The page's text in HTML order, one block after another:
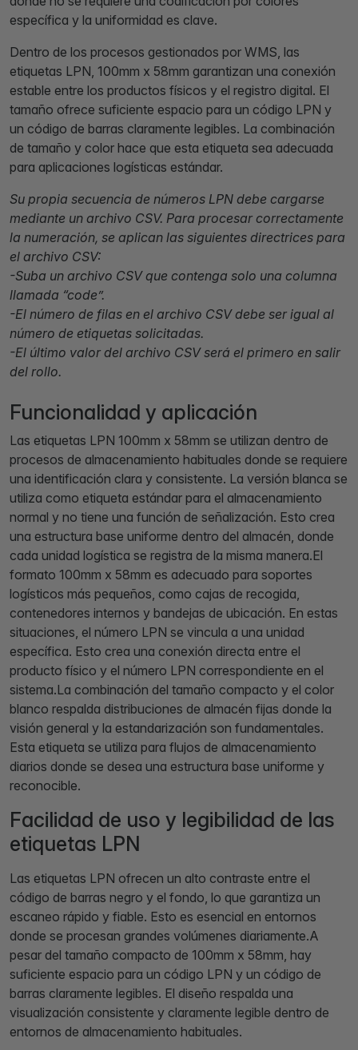
específica y la uniformidad es clave.
Dentro de los procesos gestionados por WMS, las
etiquetas LPN, 100mm x 58mm garantizan una conexión
estable entre los productos físicos y el registro digital. El
tamaño ofrece suficiente espacio para un código LPN y
un código de barras claramente legibles. La combinación
de tamaño y color hace que esta etiqueta sea adecuada
para aplicaciones logísticas estándar.
Su propia secuencia de números LPN debe cargarse
mediante un archivo CSV. Para procesar correctamente
la numeración, se aplican las siguientes directrices para
el archivo CSV:
-Suba un archivo CSV que contenga solo una columna
llamada “code”.
-El número de filas en el archivo CSV debe ser igual al
número de etiquetas solicitadas.
-El último valor del archivo CSV será el primero en salir
del rollo.
Funcionalidad y aplicación
Las etiquetas LPN 100mm x 58mm se utilizan dentro de
procesos de almacenamiento habituales donde se requiere
una identificación clara y consistente. La versión blanca se
utiliza como etiqueta estándar para el almacenamiento
normal y no tiene una función de señalización. Esto crea
una estructura base uniforme dentro del almacén, donde
cada unidad logística se registra de la misma manera.El
formato 100mm x 58mm es adecuado para soportes
logísticos más pequeños, como cajas de recogida,
contenedores internos y bandejas de ubicación. En estas
situaciones, el número LPN se vincula a una unidad
específica. Esto crea una conexión directa entre el
producto físico y el número LPN correspondiente en el
sistema.La combinación del tamaño compacto y el color
blanco respalda distribuciones de almacén fijas donde la
visión general y la estandarización son fundamentales.
Esta etiqueta se utiliza para flujos de almacenamiento
diarios donde se desea una estructura base uniforme y
reconocible.
Facilidad de uso y legibilidad de las
etiquetas LPN
Las etiquetas LPN ofrecen un alto contraste entre el
código de barras negro y el fondo, lo que garantiza un
escaneo rápido y fiable. Esto es esencial en entornos
donde se procesan grandes volúmenes diariamente.A
pesar del tamaño compacto de 100mm x 58mm, hay
suficiente espacio para un código LPN y un código de
barras claramente legibles. El diseño respalda una
visualización consistente y claramente legible dentro de
entornos de almacenamiento habituales.